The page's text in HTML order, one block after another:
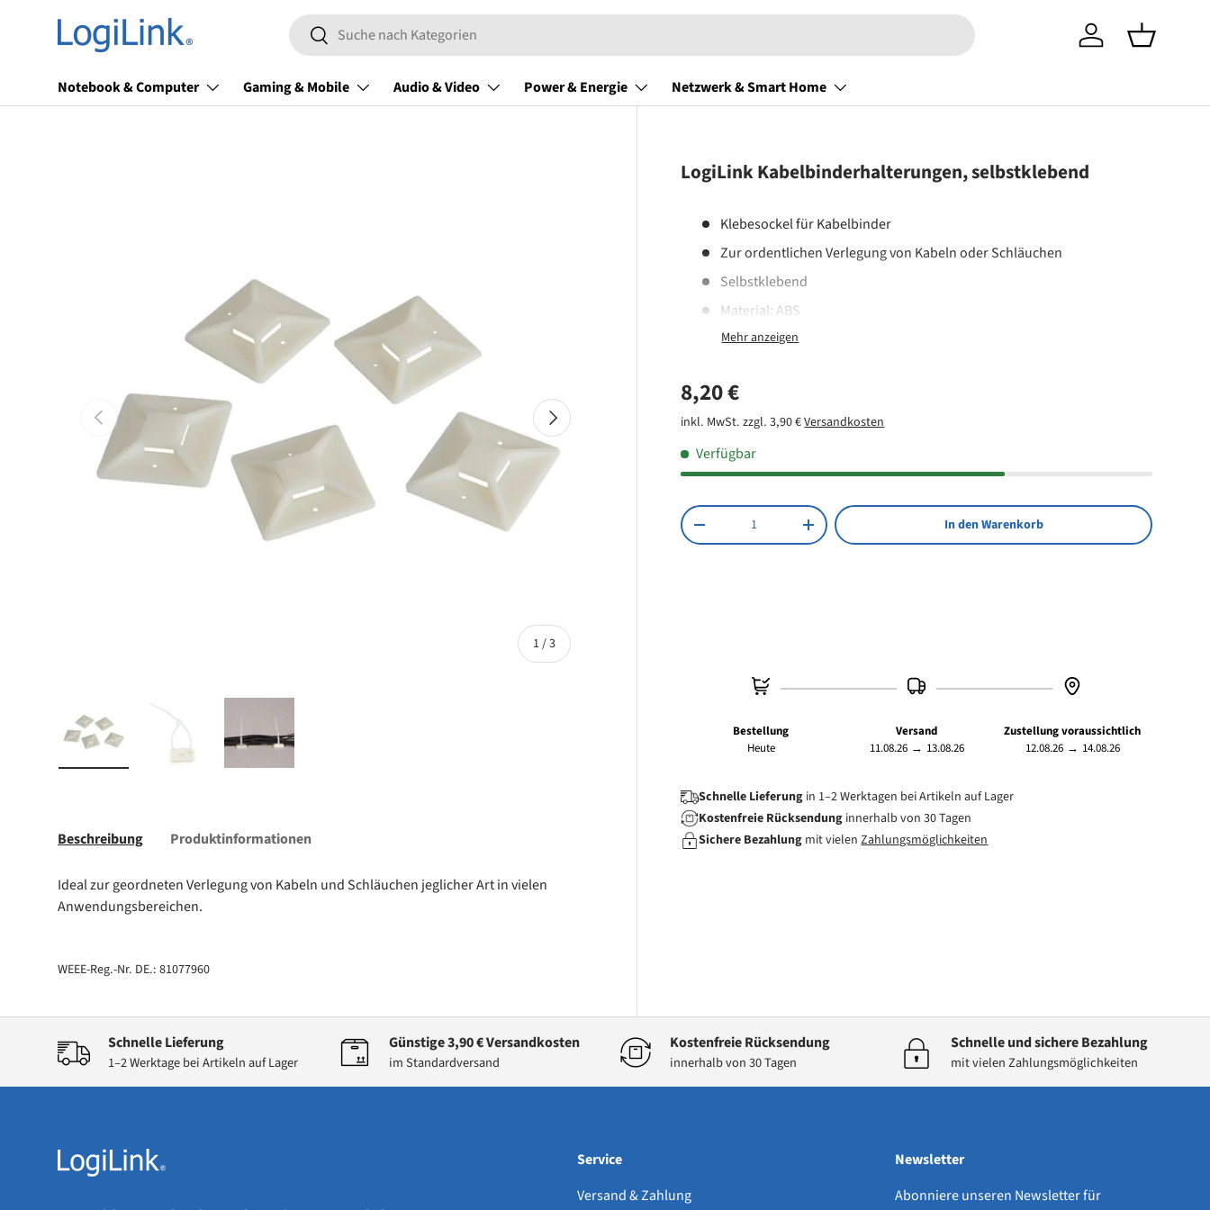
Direkt zum Inhalt
Suchen
Suchen Einloggen
Notebook & Computer Gaming & Mobile Audio & Video Power & Energie Netzwerk & Smart Home
Vorherige
1/von
3
Nächste
LogiLink Kabelbinderhalterungen, selbstklebend
Klebesockel für Kabelbinder
Zur ordentlichen Verlegung von Kabeln oder Schläuchen
Selbstklebend
Material: ABS
Farbe: Natur
Normaler Preis
8,20 €
inkl. MwSt. zzgl. 3,90 €Versandkosten
Verfügbar
Anzahl
Menge verringern
Menge erhöhen In den Warenkorb
Bestellung
Heute
Versand
11.08.26 → 13.08.26
Zustellung voraussichtlich
12.08.26 → 14.08.26
Schnelle Lieferung in 1–2 Werktagen bei Artikeln auf Lager
Kostenfreie Rücksendung innerhalb von 30 Tagen
Sichere Bezahlung mit vielenZahlungsmöglichkeiten
Beschreibung Produktinformationen
Ideal zur geordneten Verlegung von Kabeln und Schläuchen jeglicher Art in vielen
Anwendungsbereichen.
WEEE-Reg.-Nr. DE.: 81077960
Schnelle Lieferung
1–2 Werktage bei Artikeln auf Lager
Günstige 3,90 € Versandkosten
im Standardversand
Kostenfreie Rücksendung
innerhalb von 30 Tagen
Schnelle und sichere Bezahlung
mit vielen Zahlungsmöglichkeiten
Service
Versand & Zahlung
Newsletter
Abonniere unseren Newsletter für